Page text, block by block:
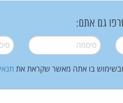
גם אתם:
סיסמה*
בו אתה מאשר שקראת את